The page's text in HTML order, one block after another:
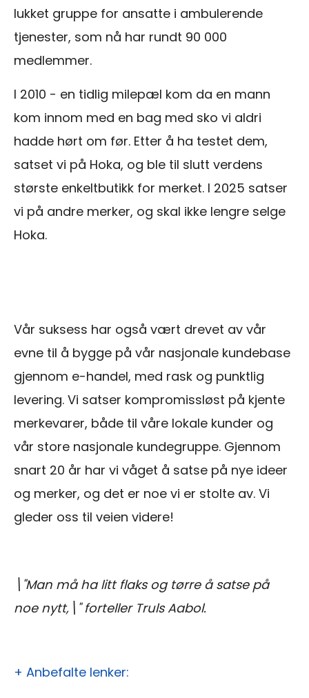
lukket gruppe for ansatte i ambulerende
tjenester, som nå har rundt 90 000
medlemmer.
I 2010 - en tidlig milepæl kom da en mann
kom innom med en bag med sko vi aldri
hadde hørt om før. Etter å ha testet dem,
satset vi på Hoka, og ble til slutt verdens
største enkeltbutikk for merket. I 2025 satser
vi på andre merker, og skal ikke lengre selge
Hoka.
Vår suksess har også vært drevet av vår
evne til å bygge på vår nasjonale kundebase
gjennom e-handel, med rask og punktlig
levering. Vi satser kompromissløst på kjente
merkevarer, både til våre lokale kunder og
vår store nasjonale kundegruppe. Gjennom
snart 20 år har vi våget å satse på nye ideer
og merker, og det er noe vi er stolte av. Vi
gleder oss til veien videre!
\"Man må ha litt flaks og tørre å satse på
noe nytt,\" forteller Truls Aabol.
+ Anbefalte lenker: